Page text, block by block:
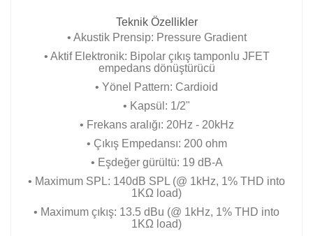
Teknik Özellikler
• Akustik Prensip: Pressure Gradient
• Aktif Elektronik: Bipolar çıkış tamponlu JFET
empedans dönüştürücü
• Yönel Pattern: Cardioid
• Kapsül: 1/2"
• Frekans aralığı: 20Hz - 20kHz
• Çıkış Empedansı: 200 ohm
• Eşdeğer gürültü: 19 dB-A
• Maximum SPL: 140dB SPL (@ 1kHz, 1% THD into
1KΩ load)
• Maximum çıkış: 13.5 dBu (@ 1kHz, 1% THD into
1KΩ load)